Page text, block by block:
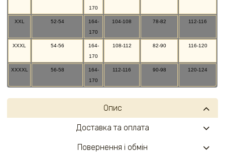
170
XXL 52-54
164-
170
104-108 78-82 112-116
XXXL 54-56
164-
170
108-112 82-90 116-120
XXXXL 56-58
164-
170
112-116 90-98 120-124
Опис
Доставка та оплата
Повернення і обмін